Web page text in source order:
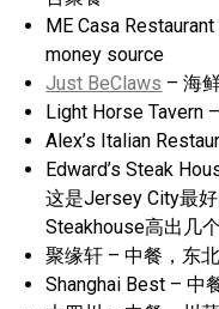
ME Casa
money source
Just BeClaws – 海
Light Horse Tavern
Alex’s Italian
Edward’s Steak
这是Jersey City最
Steakhouse高出几
聚缘轩 – 中餐，东
Shanghai Best – 中